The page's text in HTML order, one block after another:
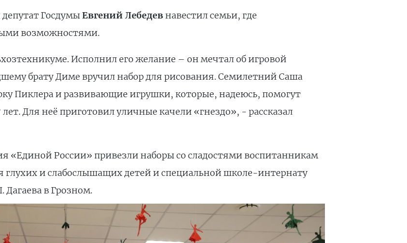
ГосдумыЕвгений Лебедевнавестил семьи, где
возможностями.
Исполнил его желание – он мечтал об игровой
брату Диме вручил набор для рисования. Семилетний Саша
Пиклера и развивающие игрушки, которые, надеюсь, помогут
Для неё приготовил уличные качели «гнездо», - рассказал
«Единой России» привезли наборы со сладостями воспитанникам
и слабослышащих детей и специальной школе-интернату
в Грозном.